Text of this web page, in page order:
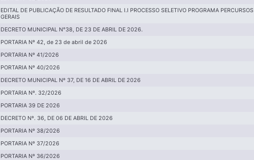
EDITAL DE PUBLICAÇÃO DE RESULTADO FINAL I.I PROCESSO SELETIVO PROGRAMA PERCURSOS
GERAIS
DECRETO MUNICIPAL N°38, DE 23 DE ABRIL DE 2026.
PORTARIA Nº 42, de 23 de abril de 2026
PORTARIA Nº 41/2026
PORTARIA Nº 40/2026
DECRETO MUNICIPAL Nº 37, DE 16 DE ABRIL DE 2026
PORTARIA Nº. 32/2026
PORTARIA 39 DE 2026
DECRETO Nº. 36, DE 06 DE ABRIL DE 2026
PORTARIA Nº 38/2026
PORTARIA Nº 37/2026
PORTARIA Nº 36/2026